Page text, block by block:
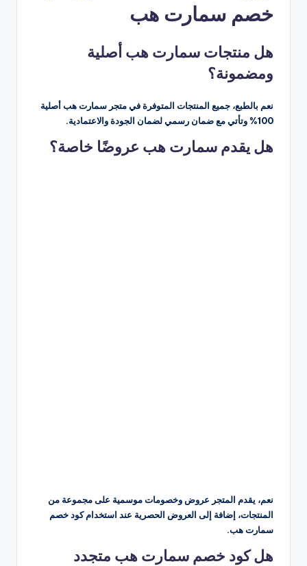
خصم سمارت هب
هل منتجات سمارت هب أصلية
ومضمونة؟
نعم بالطبع، جميع المنتجات المتوفرة في متجر سمارت هب أصلية
100% وتأتي مع ضمان رسمي لضمان الجودة والاعتمادية.
هل يقدم سمارت هب عروضًا خاصة؟
نعم، يقدم المتجر عروض وخصومات موسمية على مجموعة من
المنتجات، إضافة إلى العروض الحصرية عند استخدام كود خصم
سمارت هب.
هل كود خصم سمارت هب متجدد